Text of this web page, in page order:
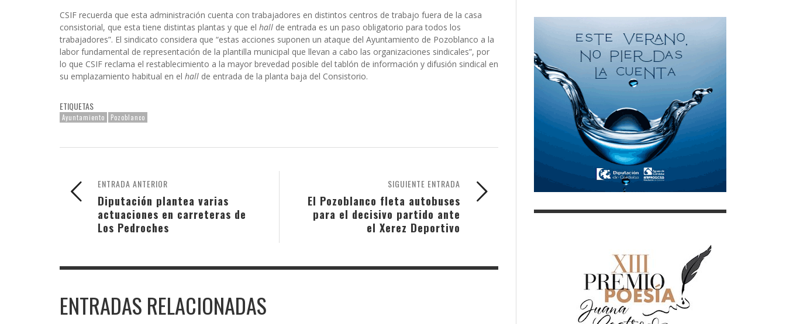
CSIF recuerda que esta administración cuenta con trabajadores en distintos centros de trabajo fuera de la casa
consistorial, que esta tiene distintas plantas y que el hall de entrada es un paso obligatorio para todos los
trabajadores”. El sindicato considera que “estas acciones suponen un ataque del Ayuntamiento de Pozoblanco a la
labor fundamental de representación de la plantilla municipal que llevan a cabo las organizaciones sindicales”, por
lo que CSIF reclama el restablecimiento a la mayor brevedad posible del tablón de información y difusión sindical en
su emplazamiento habitual en el hall de entrada de la planta baja del Consistorio.
ETIQUETAS
Ayuntamiento Pozoblanco
SIGUIENTE ENTRADA
El Pozoblanco fleta autobuses
para el decisivo partido ante
el Xerez Deportivo
ENTRADA ANTERIOR
Diputación plantea varias
actuaciones en carreteras de
Los Pedroches
ENTRADAS RELACIONADAS